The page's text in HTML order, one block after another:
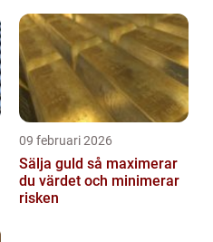
09 februari 2026
Sälja guld så maximerar
du värdet och minimerar
risken